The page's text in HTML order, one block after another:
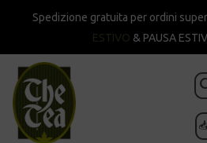
Spedizione gratuita per ordini
ESTIVO & PAUSA